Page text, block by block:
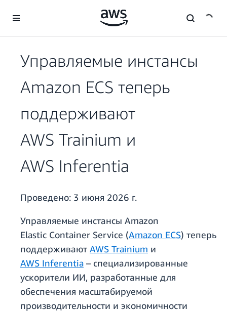
Перейти к главному контенту
Управляемые инстансы
Amazon ECS теперь
поддерживают
AWS Trainium и
AWS Inferentia
Проведено: 3 июня 2026 г.
Управляемые инстансы Amazon
Elastic Container Service (Amazon ECS) теперь
поддерживают AWS Trainium и
AWS Inferentia – специализированные
ускорители ИИ, разработанные для
обеспечения масштабируемой
производительности и экономичности